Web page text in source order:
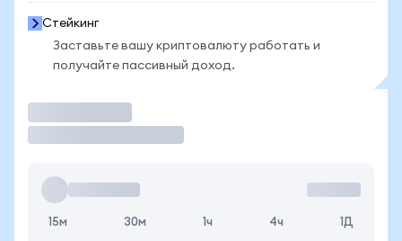
Стейкинг
Заставьте вашу криптовалюту работать и
получайте пассивный доход.
15м 30м 1ч 4ч 1Д